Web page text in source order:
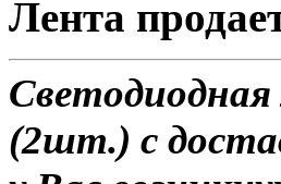
Лента
Светодиодная
(2шт.) с